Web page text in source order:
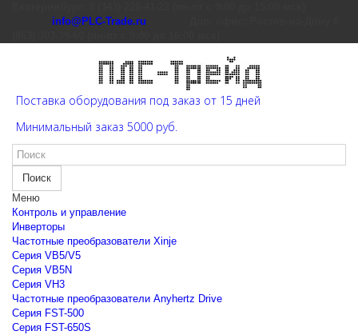
info@PLC-Trade.ru
Поставка оборудования под заказ от 15 дней
Минимальный заказ 5000 руб.
Поиск
Меню
Контроль и управление
Инверторы
Частотные преобразователи Xinje
Cерия VB5/V5
Cерия VB5N
Cерия VH3
Частотные преобразователи Anyhertz Drive
Серия FST-500
Серия FST-650S